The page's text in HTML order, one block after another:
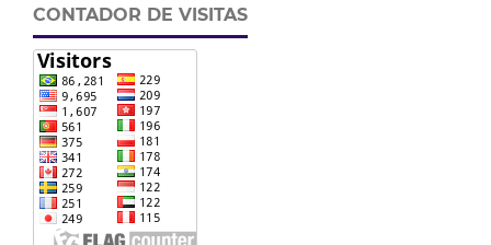
CONTADOR DE VISITAS